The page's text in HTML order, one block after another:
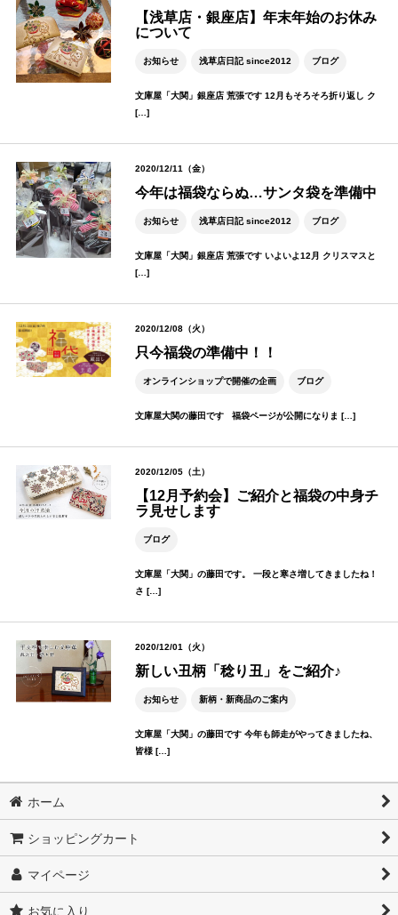
【浅草店・銀座店】年末年始のお休み
について
お知らせ 浅草店日記 since2012 ブログ
文庫屋「大関」銀座店 荒張です 12月もそろそろ折り返し ク
[…]
2020/12/11（金）
今年は福袋ならぬ…サンタ袋を準備中
お知らせ 浅草店日記 since2012 ブログ
文庫屋「大関」銀座店 荒張です いよいよ12月 クリスマスと
[…]
2020/12/08（火）
只今福袋の準備中！！
オンラインショップで開催の企画 ブログ
文庫屋大関の藤田です 福袋ページが公開になりま […]
2020/12/05（土）
【12月予約会】ご紹介と福袋の中身チ
ラ見せします
ブログ
文庫屋「大関」の藤田です。 一段と寒さ増してきましたね！
さ […]
2020/12/01（火）
新しい丑柄「稔り丑」をご紹介♪
お知らせ 新柄・新商品のご案内
文庫屋「大関」の藤田です 今年も師走がやってきましたね、
皆様 […]
ホーム
ショッピングカート
マイページ
お気に入り